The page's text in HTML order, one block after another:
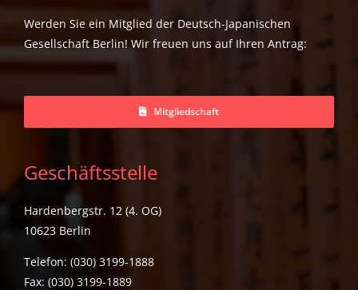
Werden Sie ein Mitglied der Deutsch-Japanischen
Gesellschaft Berlin! Wir freuen uns auf Ihren Antrag:
Mitgliedschaft
Geschäftsstelle
Hardenbergstr. 12 (4. OG)
10623 Berlin
Telefon: (030) 3199-1888
Fax: (030) 3199-1889